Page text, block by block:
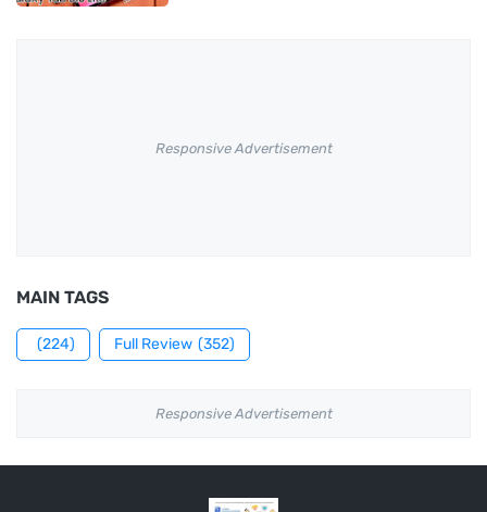
Responsive Advertisement
MAIN TAGS
(224) Full Review (352)
Responsive Advertisement